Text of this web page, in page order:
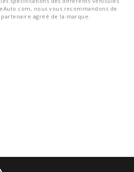
nous vous recommandons de
agréé de la marque.